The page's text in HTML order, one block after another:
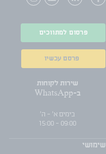
פרסום למתווכים
פרסם עכשיו
שירות לקוחות
ב-WhatsApp
בימים א' - ה'
09:00 - 15:00
שימושי